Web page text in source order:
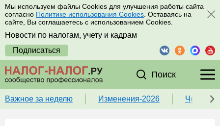
Мы используем файлы Cookies для улучшения работы сайта
согласно Политике использования Cookies . Оставаясь на
сайте, Вы соглашаетесь с использованием Cookies.
Новости по налогам, учету и кадрам
Подписаться
Поиск
Важное за неделю Изменения-2026 Чек-